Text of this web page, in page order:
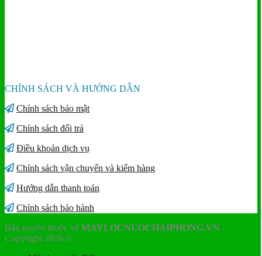
CHÍNH SÁCH VÀ HƯỚNG DẪN
Chính sách bảo mật
Chính sách đổi trả
Điều khoản dịch vụ
Chính sách vận chuyển và kiểm hàng
Hướng dẫn thanh toán
Chính sách bảo hành
Bản quyền thuộc về MAYLOCNUOCHAIPHONG.VN -
Copyright 2026 ©